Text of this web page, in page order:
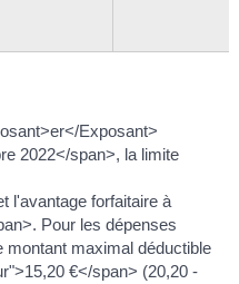
Exposant>
2022</span>, la limite
l'avantage forfaitaire à
Pour les dépenses
montant maximal déductible
€</span> (20,20 -